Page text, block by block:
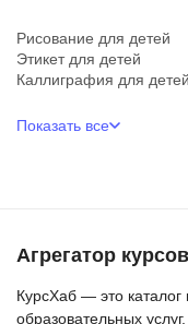
Рисование для детей
Этикет для детей
Каллиграфия для детей
Показать все
Агрегатор
КурсХаб — это
образовательных услуг.